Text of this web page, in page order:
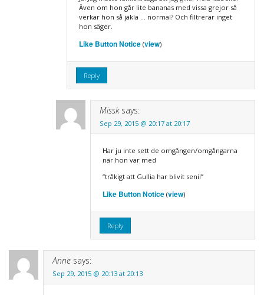
Även om hon går lite bananas med vissa grejor så
verkar hon så jäkla … normal? Och filtrerar inget
hon säger.
Like Button Notice(view)
Reply
Missk says:
Sep 29, 2015 @ 20:17 at 20:17
Har ju inte sett de omgången/omgångarna
när hon var med
“tråkigt att Gullia har blivit senil”
Like Button Notice(view)
Reply
Anne says:
Sep 29, 2015 @ 20:13 at 20:13